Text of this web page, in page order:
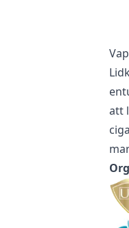
att